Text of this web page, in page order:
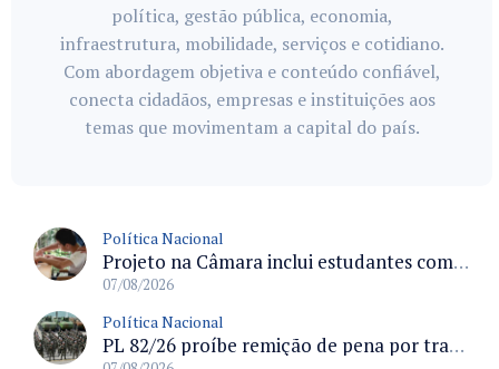
política, gestão pública, economia,
infraestrutura, mobilidade, serviços e cotidiano.
Com abordagem objetiva e conteúdo confiável,
conecta cidadãos, empresas e instituições aos
temas que movimentam a capital do país.
Política Nacional
Projeto na Câmara inclui estudantes com deficiência no regime escolar especial da LDB e estabelece critérios para frequência
07/08/2026
Política Nacional
PL 82/26 proíbe remição de pena por trabalho em funções militares para condenados por crimes contra o Estado Democrático de Direito